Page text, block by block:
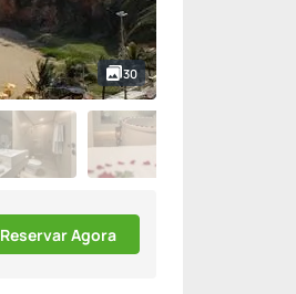
30
Reservar Agora